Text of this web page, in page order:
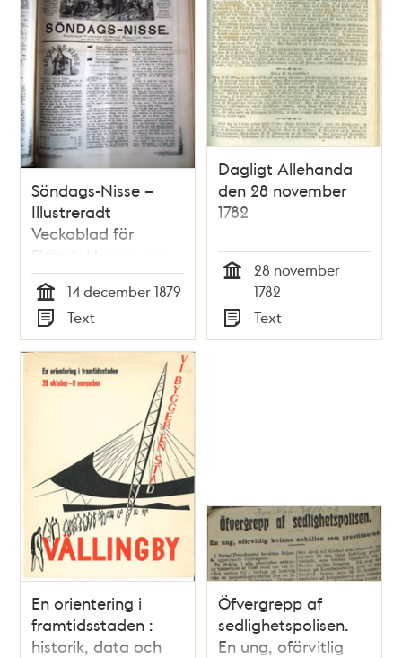
Söndags-Nisse –
Illustreradt
Veckoblad för
Skämt, Humor och
Satir nr 50, den 14
december 1879
Tid
14 december 1879
Typ
Text
Dagligt Allehanda
den 28 november
1782
28 november
1782
Typ
Text
En orientering i
framtidsstaden :
historik, data och
Öfvergrepp af
sedlighetspolisen.
En ung, oförvitlig